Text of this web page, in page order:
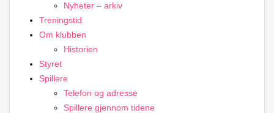
Nyheter – arkiv
Treningstid
Om klubben
Historien
Styret
Spillere
Telefon og adresse
Spillere gjennom tidene